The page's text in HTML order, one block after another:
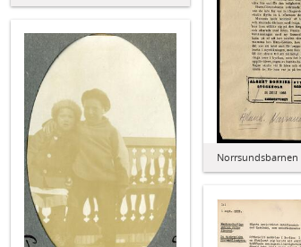
Norrsundsbarnen